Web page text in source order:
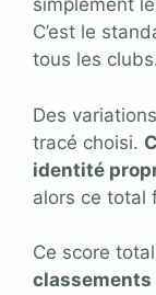
simplement
C’est le
tous les
Des
tracé choisi.
identité
alors ce total
Ce score
classements